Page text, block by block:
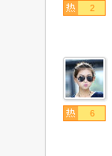
2
6